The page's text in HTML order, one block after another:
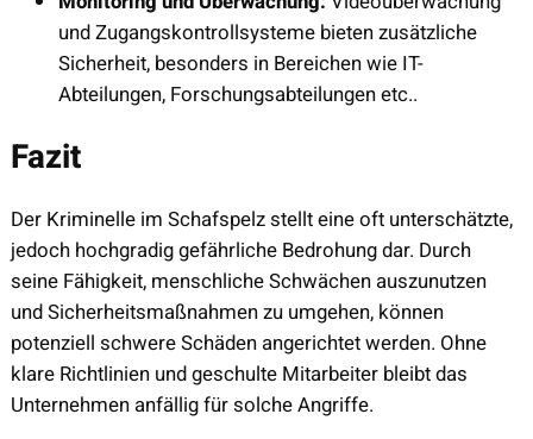
und Zugangskontrollsysteme bieten zusätzliche
Sicherheit, besonders in Bereichen wie IT-
Abteilungen, Forschungsabteilungen etc..
Fazit
Der Kriminelle im Schafspelz stellt eine oft unterschätzte,
jedoch hochgradig gefährliche Bedrohung dar. Durch
seine Fähigkeit, menschliche Schwächen auszunutzen
und Sicherheitsmaßnahmen zu umgehen, können
potenziell schwere Schäden angerichtet werden. Ohne
klare Richtlinien und geschulte Mitarbeiter bleibt das
Unternehmen anfällig für solche Angriffe.